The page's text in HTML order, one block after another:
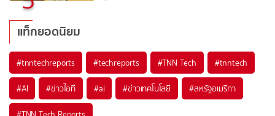
แท็กยอดนิยม
#tnntechreports #techreports #TNN Tech #tnntech
#AI #ข่าวไอที #ai #ข่าวเทคโนโลยี #สหรัฐอเมริกา